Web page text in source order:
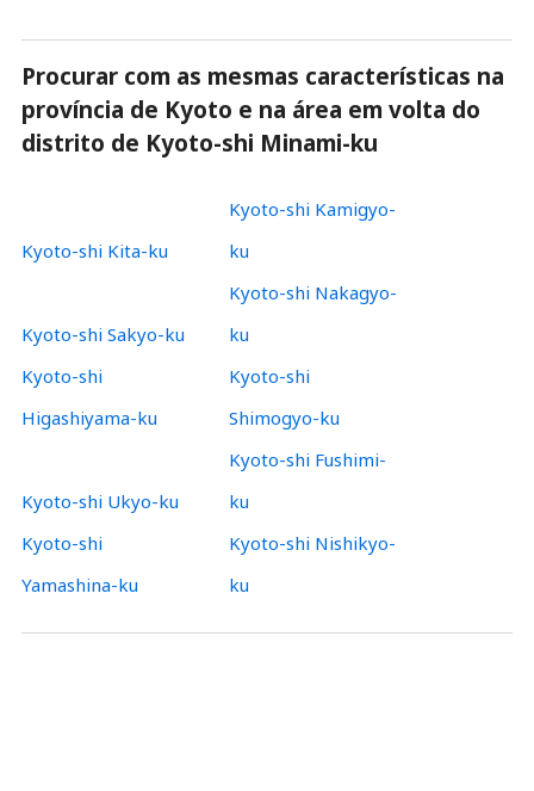
Procurar com as mesmas características na
província de Kyoto e na área em volta do
distrito de Kyoto-shi Minami-ku
Kyoto-shi Kita-ku
Kyoto-shi Kamigyo-
ku
Kyoto-shi Sakyo-ku
Kyoto-shi Nakagyo-
ku
Kyoto-shi
Higashiyama-ku
Kyoto-shi
Shimogyo-ku
Kyoto-shi Ukyo-ku
Kyoto-shi Fushimi-
ku
Kyoto-shi
Yamashina-ku
Kyoto-shi Nishikyo-
ku